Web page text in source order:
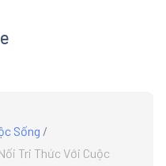
Sống
Tri Thức Với Cuộc